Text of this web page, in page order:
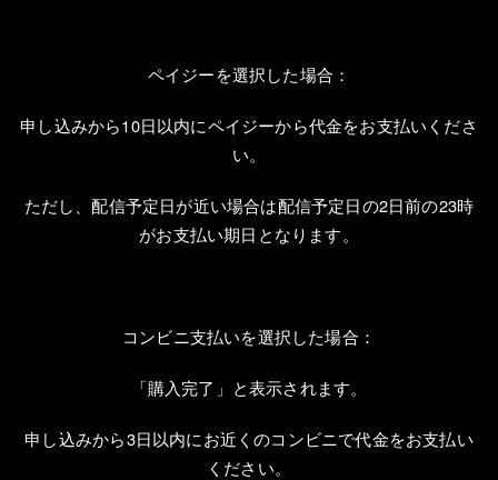
ペイジーを選択した場合：
申し込みから10日以内にペイジーから代金をお支払いくださ
い。
ただし、配信予定日が近い場合は配信予定日の2日前の23時
がお支払い期日となります。
コンビニ支払いを選択した場合：
「購入完了」と表示されます。
申し込みから3日以内にお近くのコンビニで代金をお支払い
ください。